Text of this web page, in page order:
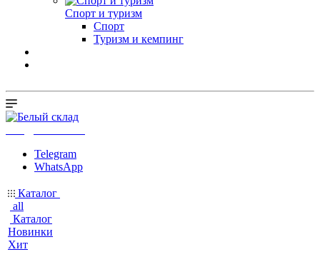
Спорт и туризм
Спорт
Туризм и кемпинг
Telegram
WhatsApp
Каталог
all
Каталог
Новинки
Хит